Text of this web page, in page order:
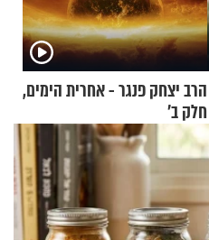
הרב יצחק פנגר - אחרית הימים,
חלק ב’